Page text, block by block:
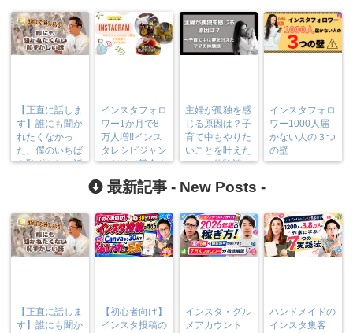
【正直に話しま
す】誰にも聞か
れたくなかっ
た、僕のいちば
ん恥ずかしい話
インスタフォロ
ワー1か月で8
万人増!!インス
タレシピジャン
ルだけで競合よ
り目立つコツと
は??
主婦が孤独を感
じる原因は？子
育て中もやりた
いことを叶えた
ママの体験談
インスタフォロ
ワー1000人届
かない人の３つ
の壁
最新記事 - New Posts -
【正直に話しま
す】誰にも聞か
【初心者向け】
インスタ投稿の
インスタ・グル
メアカウント
ハンドメイドの
インスタ集客